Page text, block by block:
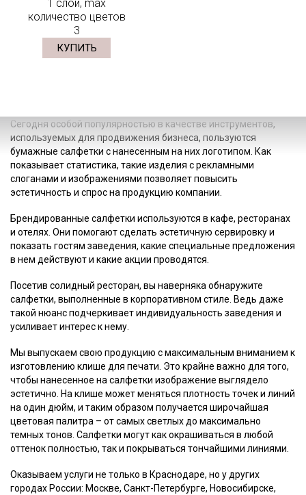
1 слой, max
количество цветов
3
КУПИТЬ
Сегодня особой популярностью в качестве инструментов,
используемых для продвижения бизнеса, пользуются
бумажные салфетки с нанесенным на них логотипом. Как
показывает статистика, такие изделия с рекламными
слоганами и изображениями позволяет повысить
эстетичность и спрос на продукцию компании.
Брендированные салфетки используются в кафе, ресторанах
и отелях. Они помогают сделать эстетичную сервировку и
показать гостям заведения, какие специальные предложения
в нем действуют и какие акции проводятся.
Посетив солидный ресторан, вы наверняка обнаружите
салфетки, выполненные в корпоративном стиле. Ведь даже
такой нюанс подчеркивает индивидуальность заведения и
усиливает интерес к нему.
Мы выпускаем свою продукцию с максимальным вниманием к
изготовлению клише для печати. Это крайне важно для того,
чтобы нанесенное на салфетки изображение выглядело
эстетично. На клише может меняться плотность точек и линий
на один дюйм, и таким образом получается широчайшая
цветовая палитра – от самых светлых до максимально
темных тонов. Салфетки могут как окрашиваться в любой
оттенок полностью, так и покрываться тончайшими линиями.
Оказываем услуги не только в Краснодаре, но у других
городах России: Москве, Санкт-Петербурге, Новосибирске,